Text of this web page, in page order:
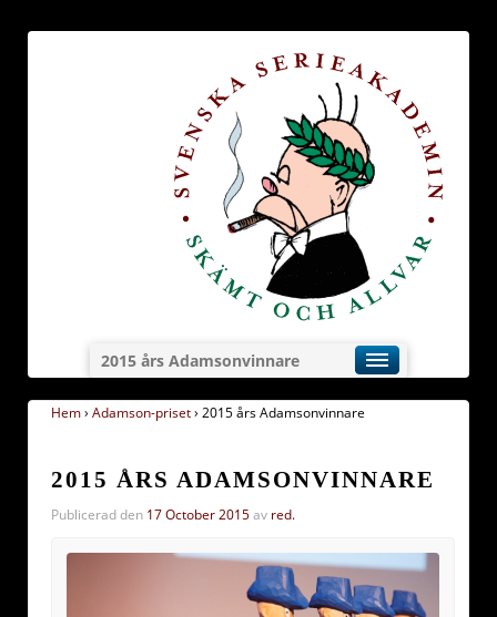
2015 års Adamsonvinnare
Hem› Adamson-priset› 2015 års Adamsonvinnare
2015 ÅRS ADAMSONVINNARE
Publicerad den 17 October 2015av red.